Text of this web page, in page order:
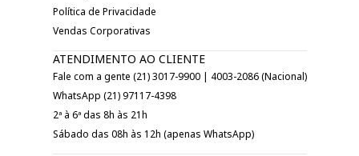
Política de Privacidade
Vendas Corporativas
ATENDIMENTO AO CLIENTE
Fale com a gente (21) 3017-9900 | 4003-2086 (Nacional)
WhatsApp (21) 97117-4398
2ª à 6ª das 8h às 21h
Sábado das 08h às 12h (apenas WhatsApp)